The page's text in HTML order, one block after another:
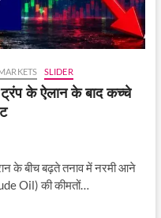
SLIDER
के ऐलान के बाद कच्चे
के बीच बढ़ते तनाव में नरमी आने
Oil) की कीमतों…